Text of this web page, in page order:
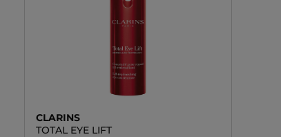
CLARINS
TOTAL EYE LIFT